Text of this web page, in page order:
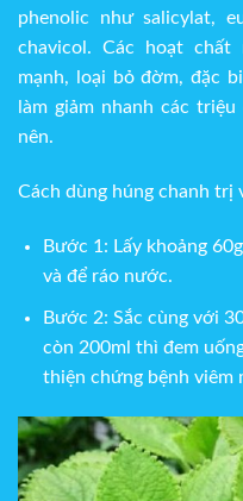
phenolic như salicylat,
chavicol. Các hoạt chất
mạnh, loại bỏ đờm, đặc
làm giảm nhanh các
nên.
Cách dùng húng chanh trị
Bước 1: Lấy khoảng
và để ráo nước.
Bước 2: Sắc cùng với
còn 200ml thì đem
thiện chứng bệnh viêm